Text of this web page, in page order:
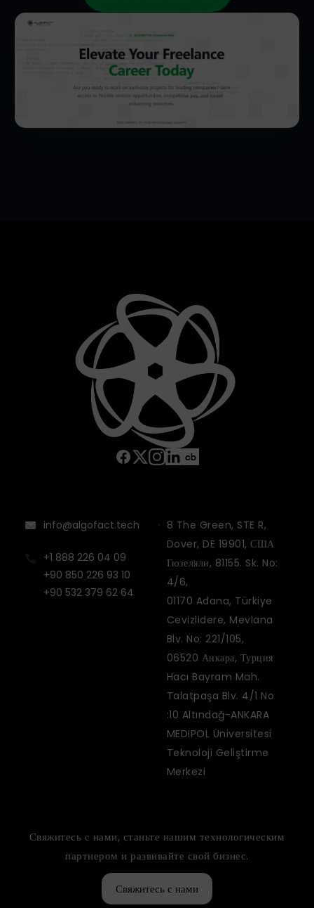
info@algofact.tech
+1 888 226 04 09
+90 850 226 93 10
+90 532 379 62 64
8 The Green, STE R,
Dover, DE 19901, США
Гюзеляли, 81155. Sk. No:
4/6,
01170 Adana, Türkiye
Cevizlidere, Mevlana
Blv. No: 221/105,
06520 Анкара, Турция
Hacı Bayram Mah.
Talatpaşa Blv. 4/1 No
:10 Altındağ-ANKARA
MEDIPOL Üniversitesi
Teknoloji Geliştirme
Merkezi
Свяжитесь с нами, станьте нашим технологическим
партнером и развивайте свой бизнес.
Свяжитесь с нами